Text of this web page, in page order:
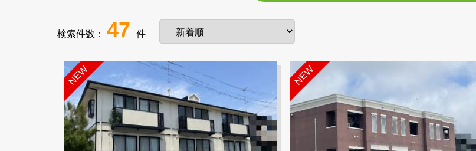
検索件数： 47 件